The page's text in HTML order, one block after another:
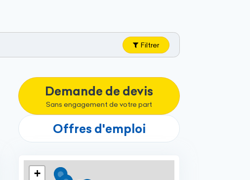
Filtrer
Demande de devis
Sans engagement de votre part
Offres d'emploi
+